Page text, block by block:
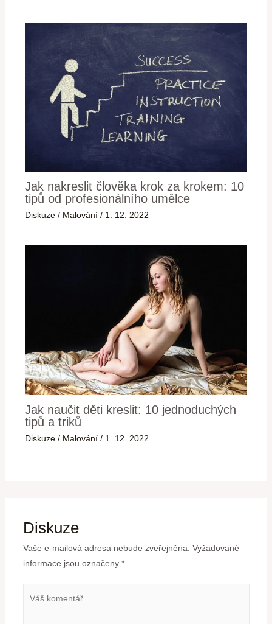
Jak nakreslit člověka krok za krokem: 10
tipů od profesionálního umělce
Diskuze / Malování / 1. 12. 2022
Jak naučit děti kreslit: 10 jednoduchých
tipů a triků
Diskuze / Malování / 1. 12. 2022
Diskuze
Vaše e-mailová adresa nebude zveřejněna. Vyžadované
informace jsou označeny *